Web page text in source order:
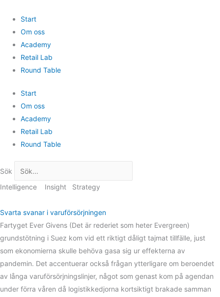
innehåll
Start
Om oss
Academy
Retail Lab
Round Table
Start
Om oss
Academy
Retail Lab
Round Table
Sök
Intelligence
Insight Strategy
Svarta svanar i varuförsörjningen
Fartyget Ever Givens (Det är rederiet som heter Evergreen)
grundstötning i Suez kom vid ett riktigt dåligt tajmat tillfälle, just
som ekonomierna skulle behöva gasa sig ur effekterna av
pandemin. Det accentuerar också frågan ytterligare om beroendet
av långa varuförsörjningslinjer, något som genast kom på agendan
under förra våren då logistikkedjorna kortsiktigt brakade samman